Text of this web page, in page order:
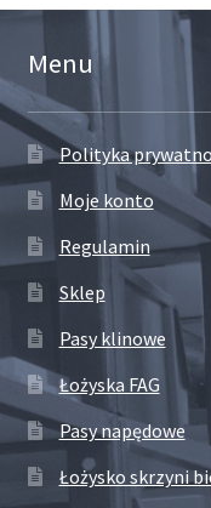
Menu
Polityka
Moje konto
Regulamin
Sklep
Pasy klinowe
Łożyska FAG
Pasy napędowe
Łożysko skrzyni